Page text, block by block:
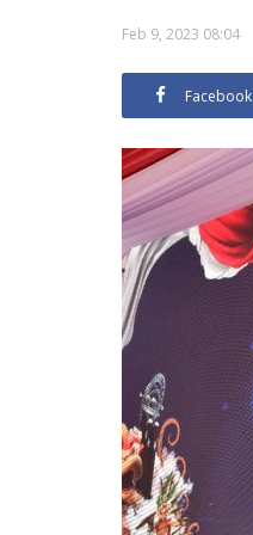
Feb 9, 2023 08:04
Facebook